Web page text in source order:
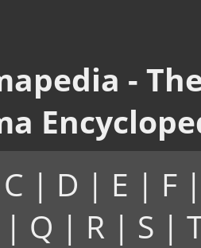
-
C | D | E | F |
| Q | R | S | T